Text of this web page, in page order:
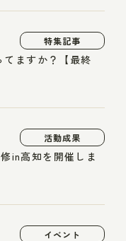
特集記事
ますか？【最終
活動成果
in高知を開催しま
イベント